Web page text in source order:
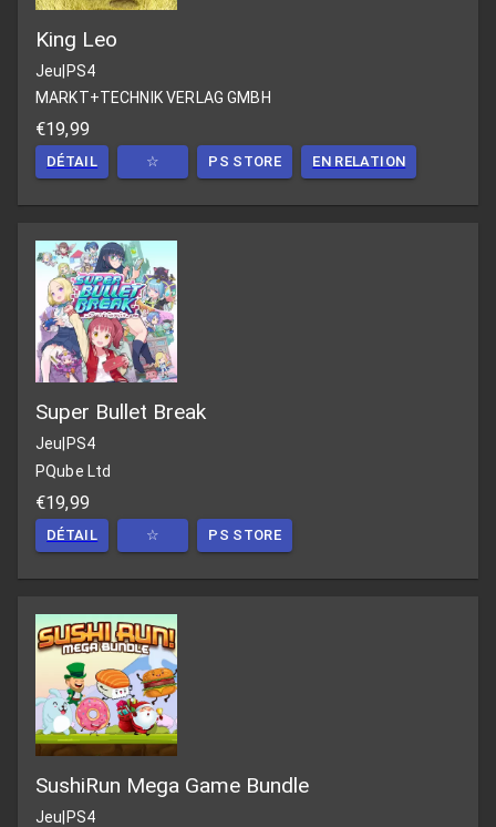
King Leo
Jeu|PS4
MARKT+TECHNIK VERLAG GMBH
€19,99
DÉTAIL ☆ PS STORE EN RELATION
Super Bullet Break
Jeu PS4
PQube Ltd
€19,99
DÉTAIL ☆ PS STORE
SushiRun Mega Game Bundle
Jeu|PS4